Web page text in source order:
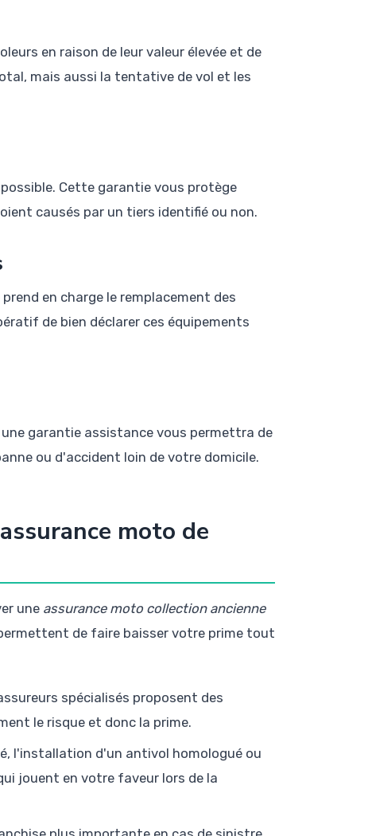
en raison de leur valeur élevée et de
mais aussi la tentative de vol et les
Cette garantie vous protège
causés par un tiers identifié ou non.
en charge le remplacement des
de bien déclarer ces équipements
garantie assistance vous permettra de
ou d'accident loin de votre domicile.
moto de
une assurance moto collection ancienne
de faire baisser votre prime tout
spécialisés proposent des
le risque et donc la prime.
l'installation d'un antivol homologué ou
jouent en votre faveur lors de la